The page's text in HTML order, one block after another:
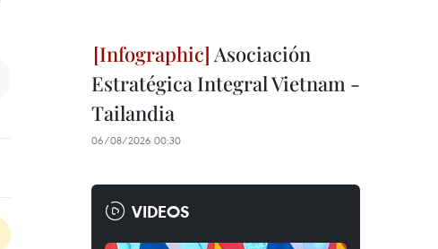
Asociación
Estratégica Integral Vietnam -
Tailandia
06/08/2026 00:30
VIDEOS